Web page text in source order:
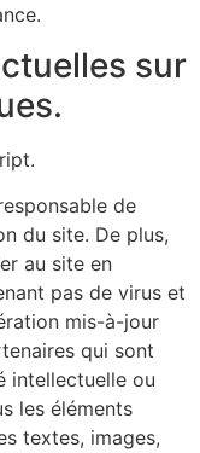
sur
de
du site. De plus,
au site en
pas de virus et
mis-à-jour
qui sont
intellectuelle ou
les éléments
textes, images,